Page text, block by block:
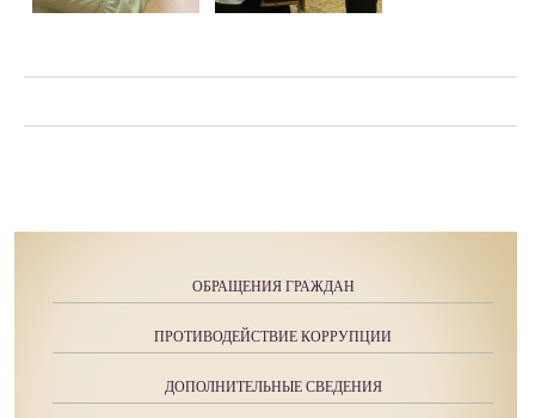
ОБРАЩЕНИЯ ГРАЖДАН
ПРОТИВОДЕЙСТВИЕ КОРРУПЦИИ
ДОПОЛНИТЕЛЬНЫЕ СВЕДЕНИЯ